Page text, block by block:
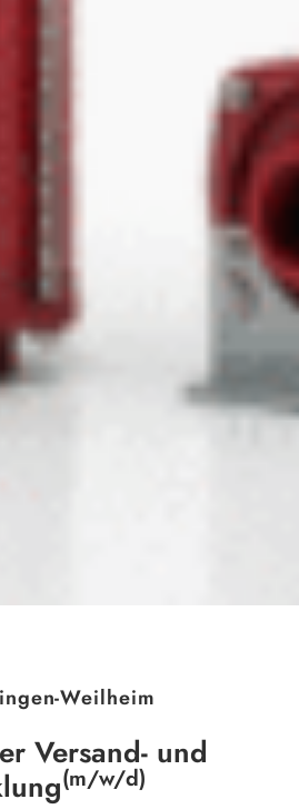
Weilheim
Versand- und
(m/w/d)